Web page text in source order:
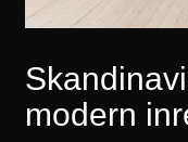
modern